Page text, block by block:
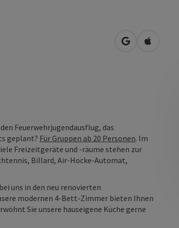
in Googlein Apple
Feuerwehrjugendausflug, das
geplant? Für Gruppen ab 20 Personen. Im
Freizeitgeräte und -räume stehen zur
Billard, Air-Hocke-Automat,
uns in den neu renovierten
modernen 4-Bett-Zimmer bieten Ihnen
Sie unsere hauseigene Küche gerne